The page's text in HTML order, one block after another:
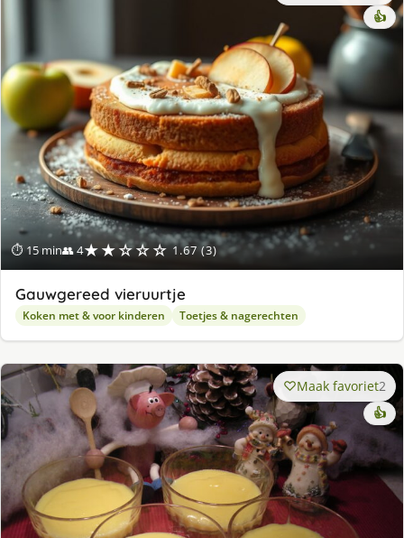
⏱ 15 min👥 4★★☆☆☆ 1.67 (3)
👍
Gauwgereed vieruurtje
Koken met & voor kinderen Toetjes & nagerechten
Maak favoriet2
👍